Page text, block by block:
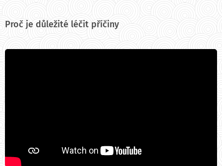
Proč je důležité léčit příčiny